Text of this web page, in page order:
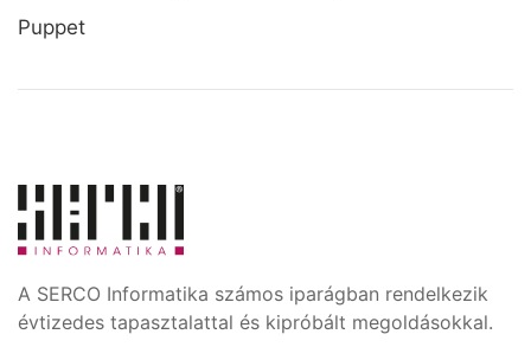
Puppet
A SERCO Informatika számos iparágban rendelkezik
évtizedes tapasztalattal és kipróbált megoldásokkal.